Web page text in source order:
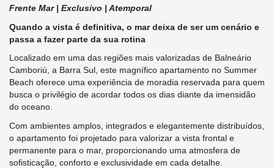
Frente Mar | Exclusivo | Atemporal
Quando a vista é definitiva, o mar deixa de ser um cenário e
passa a fazer parte da sua rotina
Localizado em uma das regiões mais valorizadas de Balneário
Camboriú, a Barra Sul, este magnífico apartamento no Summer
Beach oferece uma experiência de moradia reservada para quem
busca o privilégio de acordar todos os dias diante da imensidão
do oceano.
Com ambientes amplos, integrados e elegantemente distribuídos,
o apartamento foi projetado para valorizar a vista frontal e
permanente para o mar, proporcionando uma atmosfera de
sofisticação, conforto e exclusividade em cada detalhe.